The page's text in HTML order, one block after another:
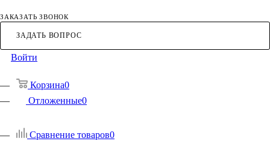
ЗАКАЗАТЬ ЗВОНОК
ЗАДАТЬ ВОПРОС
Войти
Корзина0
Отложенные0
Сравнение товаров0